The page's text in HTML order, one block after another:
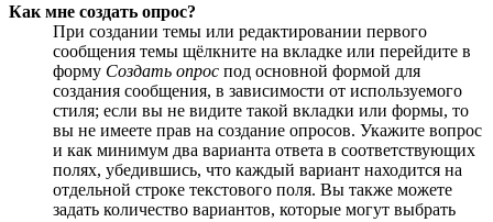
Как мне создать опрос?
При создании темы или редактировании первого
сообщения темы щёлкните на вкладке или перейдите в
форму Создать опрос под основной формой для
создания сообщения, в зависимости от используемого
стиля; если вы не видите такой вкладки или формы, то
вы не имеете прав на создание опросов. Укажите вопрос
и как минимум два варианта ответа в соответствующих
полях, убедившись, что каждый вариант находится на
отдельной строке текстового поля. Вы также можете
задать количество вариантов, которые могут выбрать